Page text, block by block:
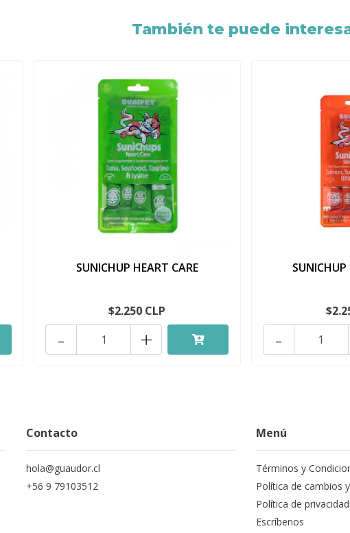
También te puede
SUNICHUP HEART CARE
$2.250 CLP
+
- -
Contacto
hola@guaudor.cl
+56 9 79103512
Menú
Términos y
Política de cambios
Política de privacidad
Escríbenos